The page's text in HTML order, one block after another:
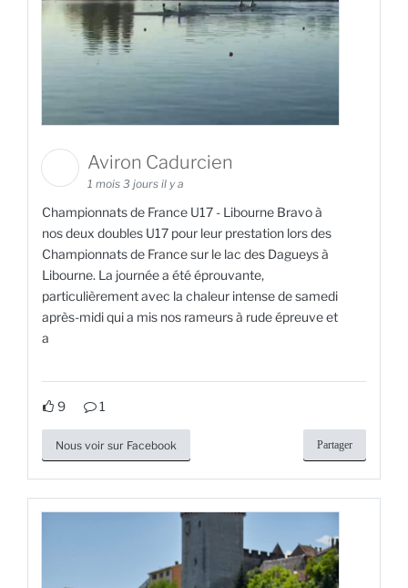
Aviron Cadurcien
1 mois 3 jours il y a
Championnats de France U17 - Libourne Bravo à
nos deux doubles U17 pour leur prestation lors des
Championnats de France sur le lac des Dagueys à
Libourne. La journée a été éprouvante,
particulièrement avec la chaleur intense de samedi
après-midi qui a mis nos rameurs à rude épreuve et
a
9 1
Nous voir sur Facebook Partager